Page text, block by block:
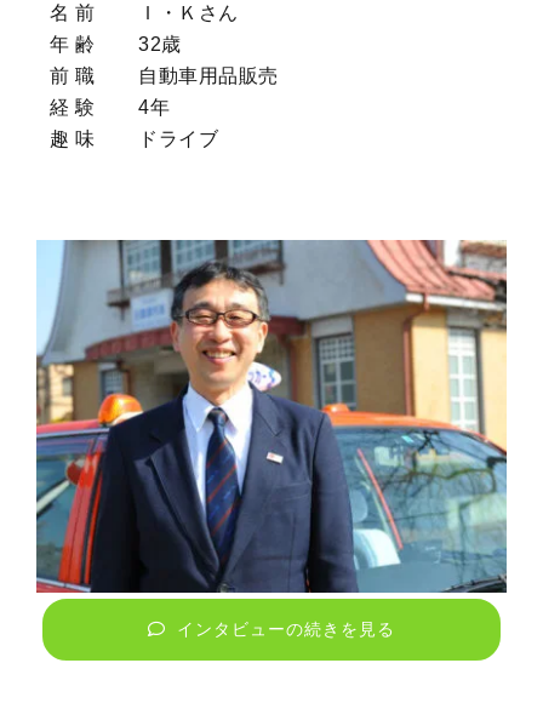
名 前
Ｉ・Ｋさん
年 齢
32歳
前 職
自動車用品販売
経 験
4年
趣 味
ドライブ
インタビューの続きを見る